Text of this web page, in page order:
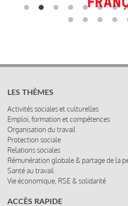
LES THÈMES
Activités sociales et culturelles
Emploi, formation et compétences
Organisation du travail
Protection sociale
Relations sociales
Rémunération globale & partage de la
Santé au travail
Vie économique, RSE & solidarité
ACCÈS RAPIDE